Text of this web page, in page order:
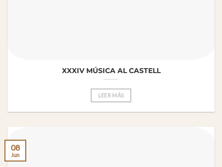
XXXIV MÚSICA AL CASTELL
LEER MÁS
08
Jun